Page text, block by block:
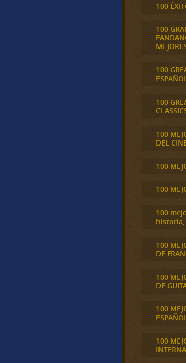
100
100
100
100
100
DEL
100
100
100
historia,
100
DE
100
DE
100
100